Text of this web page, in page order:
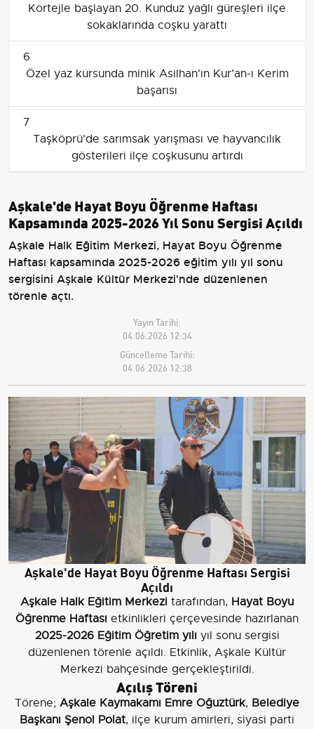
Kortejle başlayan 20. Kunduz yağlı güreşleri ilçe
sokaklarında coşku yarattı
6
Özel yaz kursunda minik Asilhan'ın Kur’an-ı Kerim
başarısı
7
Taşköprü'de sarımsak yarışması ve hayvancılık
gösterileri ilçe coşkusunu artırdı
Aşkale'de Hayat Boyu Öğrenme Haftası
Kapsamında 2025-2026 Yıl Sonu Sergisi Açıldı
Aşkale Halk Eğitim Merkezi, Hayat Boyu Öğrenme
Haftası kapsamında 2025-2026 eğitim yılı yıl sonu
sergisini Aşkale Kültür Merkezi'nde düzenlenen
törenle açtı.
Yayın Tarihi:
04.06.2026 12:34
Güncelleme Tarihi:
04.06.2026 12:38
Aşkale'de Hayat Boyu Öğrenme Haftası Sergisi
Açıldı
Aşkale Halk Eğitim Merkezi tarafından, Hayat Boyu
Öğrenme Haftası etkinlikleri çerçevesinde hazırlanan
2025-2026 Eğitim Öğretim yılı yıl sonu sergisi
düzenlenen törenle açıldı. Etkinlik, Aşkale Kültür
Merkezi bahçesinde gerçekleştirildi.
Açılış Töreni
Törene; Aşkale Kaymakamı Emre Oğuztürk, Belediye
Başkanı Şenol Polat, ilçe kurum amirleri, siyasi parti